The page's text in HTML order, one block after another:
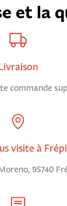
et la
commande
visite à
95740